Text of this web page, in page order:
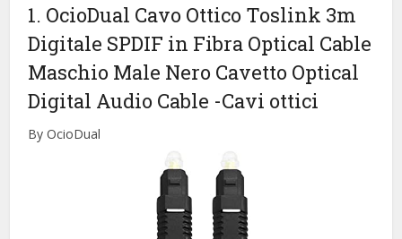
1. OcioDual Cavo Ottico Toslink 3m
Digitale SPDIF in Fibra Optical Cable
Maschio Male Nero Cavetto Optical
Digital Audio Cable -Cavi ottici
By OcioDual